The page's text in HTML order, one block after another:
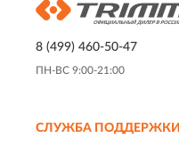
8 (499) 460-50-47
ПН-ВС 9:00-21:00
СЛУЖБА ПОДДЕРЖКИ